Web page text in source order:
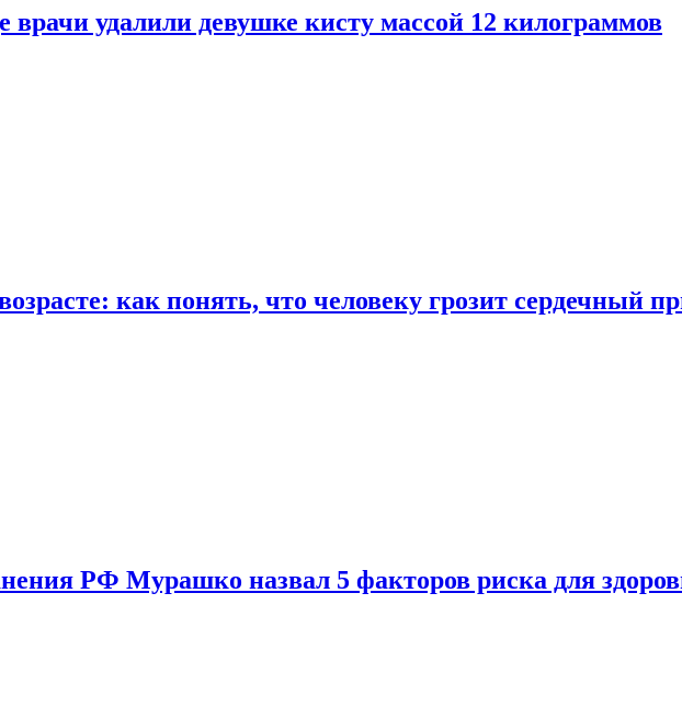
врачи удалили девушке кисту массой 12 килограммов
как понять, что человеку грозит сердечный
РФ Мурашко назвал 5 факторов риска для